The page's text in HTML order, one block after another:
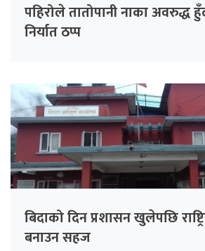
पहिरोले तातोपानी नाका अवरुद्ध
निर्यात ठप्प
बिदाको दिन प्रशासन खुलेपछि
बनाउन सहज